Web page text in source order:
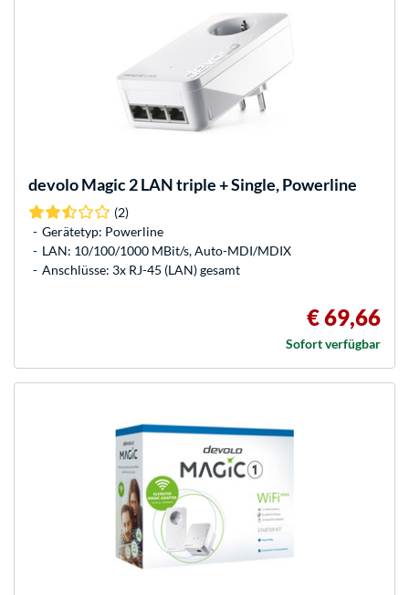
devoloMagic 2 LAN triple + Single, Powerline
(2)
Gerätetyp: Powerline
LAN: 10/100/1000 MBit/s, Auto-MDI/MDIX
Anschlüsse: 3x RJ-45 (LAN) gesamt
€ 69,66
Sofort verfügbar